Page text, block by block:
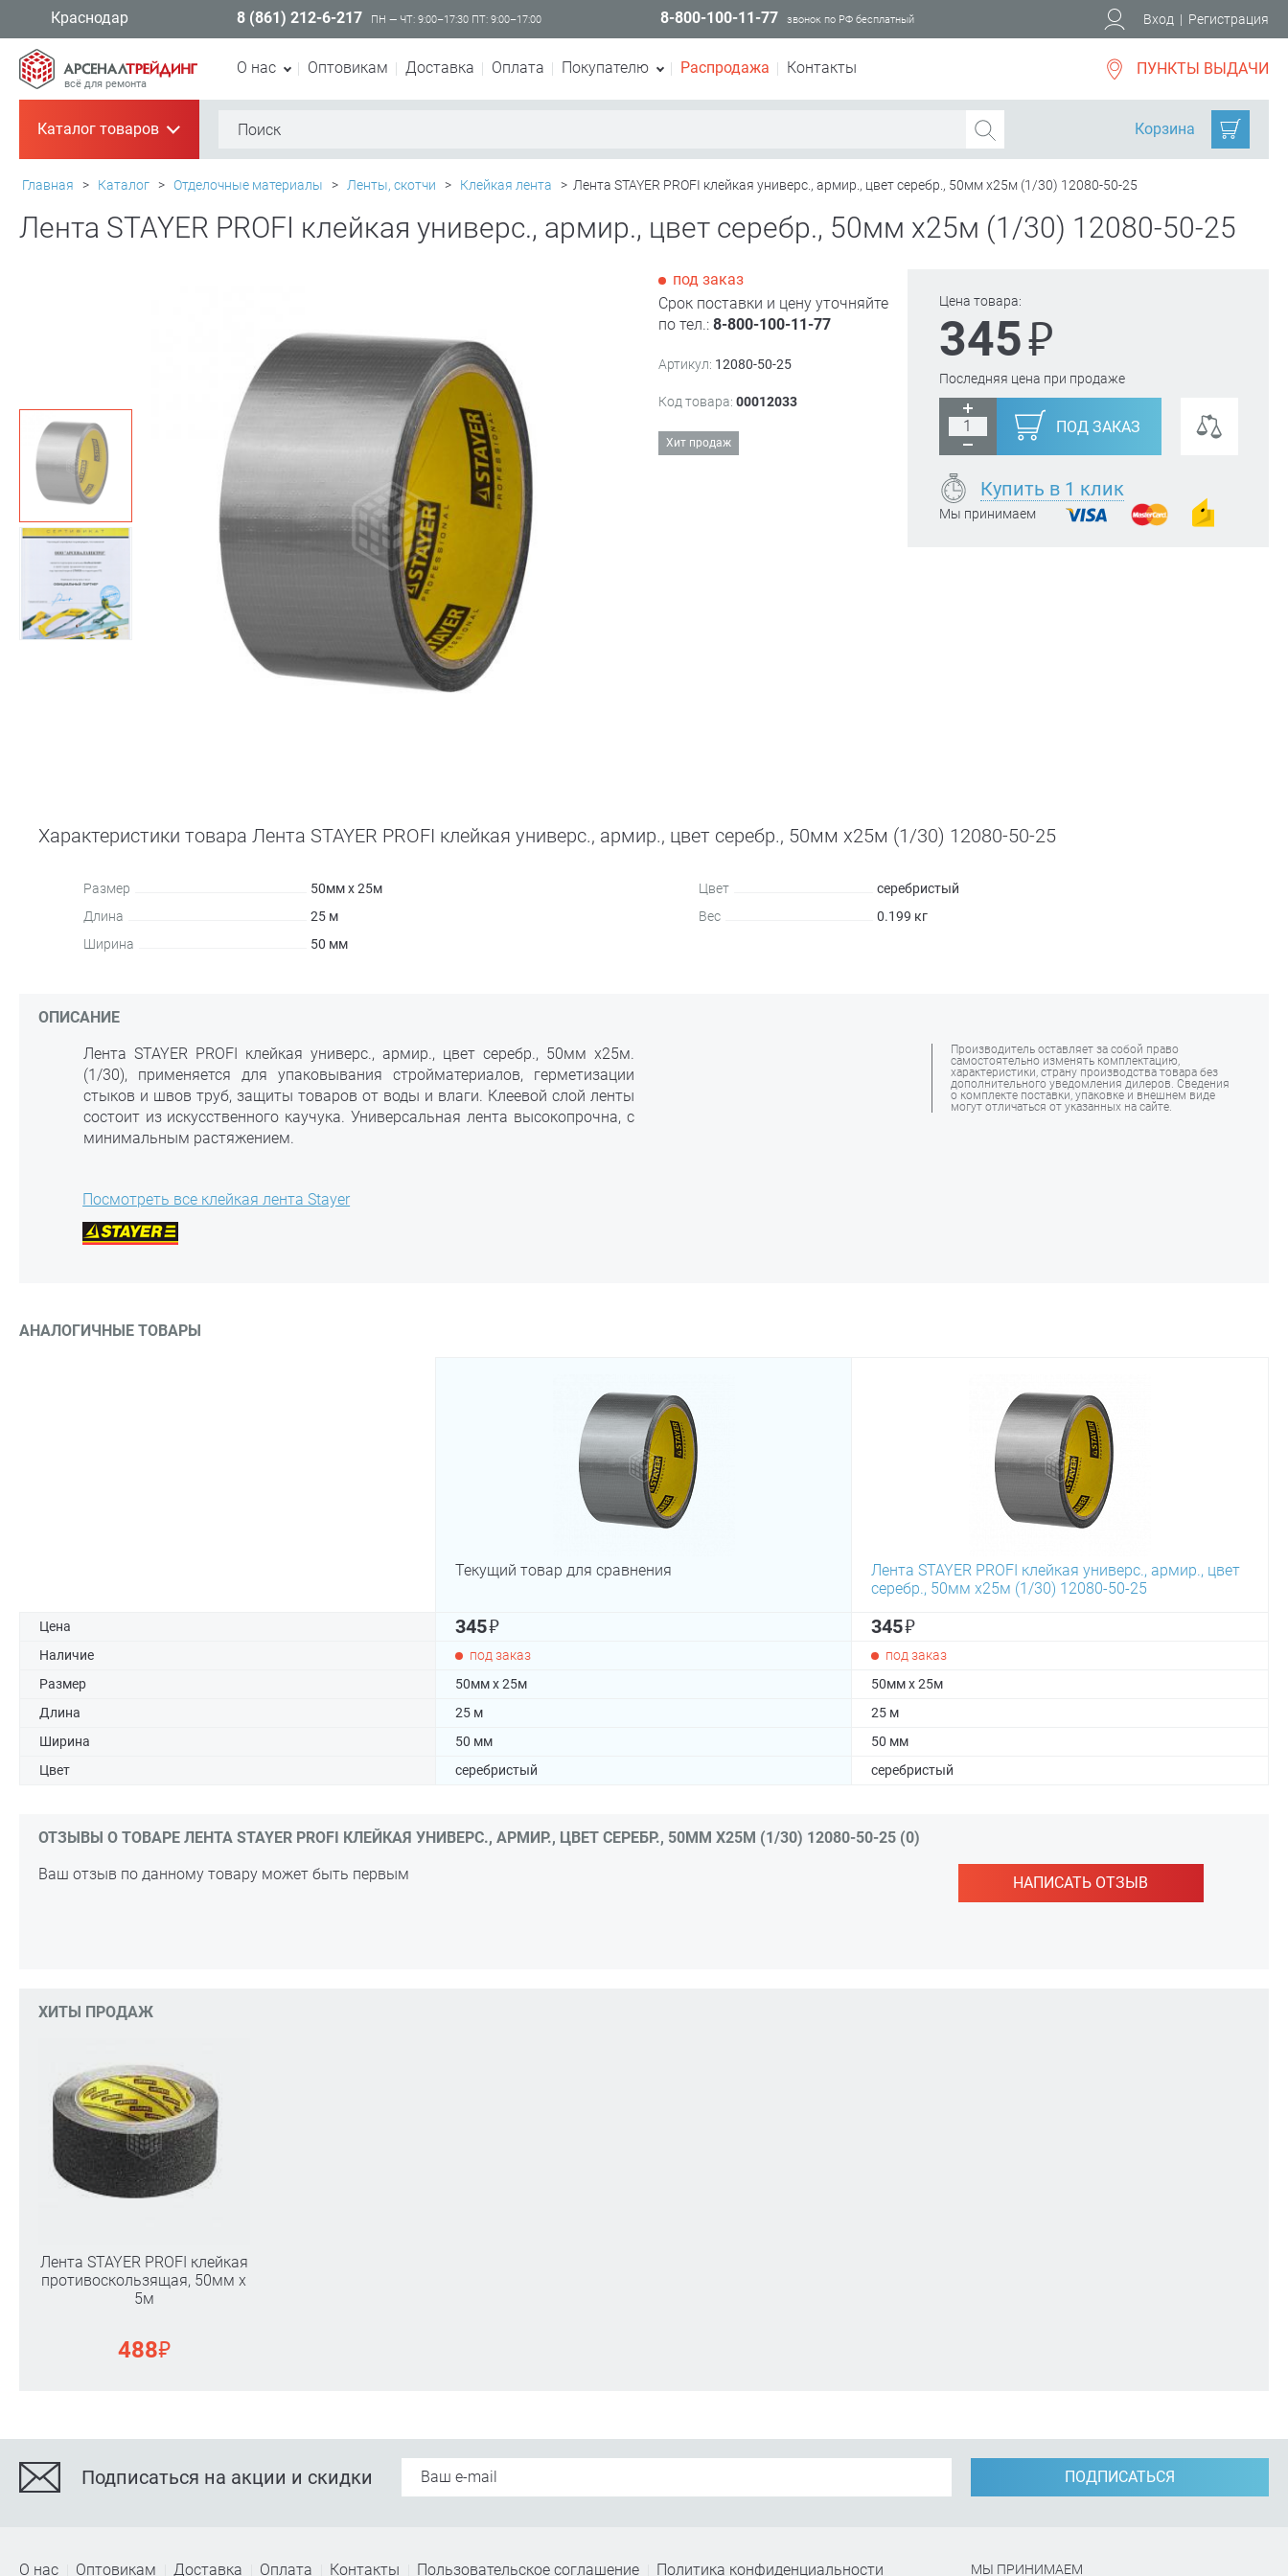
Краснодар 8 (861) 212-6-217 ПН — ЧТ: 9:00–17:30 ПТ: 9:00–17:00 8-800-100-11-77 звонок по РФ бесплатный Вход | Регистрация
всё для ремонта
О нас Оптовикам Доставка Оплата Покупателю Распродажа Контакты ПУНКТЫ ВЫДАЧИ
Каталог товаров+ Корзина
Главная > Каталог > Отделочные материалы > Ленты, скотчи > Клейкая лента > Лента STAYER PROFI клейкая универс., армир., цвет серебр., 50мм х25м (1/30) 12080-50-25
Лента STAYER PROFI клейкая универс., армир., цвет серебр., 50мм х25м (1/30) 12080-50-25
Цена товара:
345₽
Последняя цена при продаже
ПОД ЗАКАЗ
Купить в 1 клик
Мы принимаем
под заказ
Срок поставки и цену уточняйте
по тел.:8-800-100-11-77
Артикул: 12080-50-25
Код товара: 00012033
Хит продаж
Характеристики товара Лента STAYER PROFI клейкая универс., армир., цвет серебр., 50мм х25м (1/30) 12080-50-25
Размер
50мм х 25м
Длина
25 м
Ширина
50 мм
Цвет
серебристый
Вес
0.199 кг
ОПИСАНИЕ
Лента STAYER PROFI клейкая универс., армир., цвет серебр., 50мм х25м.
(1/30), применяется для упаковывания стройматериалов, герметизации
стыков и швов труб, защиты товаров от воды и влаги. Клеевой слой ленты
состоит из искусственного каучука. Универсальная лента высокопрочна, с
минимальным растяжением.
Производитель оставляет за собой право
самостоятельно изменять комплектацию,
характеристики, страну производства товара без
дополнительного уведомления дилеров. Сведения
о комплекте поставки, упаковке и внешнем виде
могут отличаться от указанных на сайте.
Посмотреть все клейкая лента Stayer
АНАЛОГИЧНЫЕ ТОВАРЫ
Текущий товар для сравнения
Лента STAYER PROFI клейкая универс., армир., цвет
серебр., 50мм х25м (1/30) 12080-50-25
Цена 345₽ 345₽
Наличие под заказ
под заказ
Размер
50мм х 25м
50мм х 25м
Длина
25 м
25 м
Ширина
50 мм
50 мм
Цвет
серебристый серебристый
ОТЗЫВЫ О ТОВАРЕ ЛЕНТА STAYER PROFI КЛЕЙКАЯ УНИВЕРС., АРМИР., ЦВЕТ СЕРЕБР., 50ММ Х25М (1/30) 12080-50-25 (0)
НАПИСАТЬ ОТЗЫВ
Ваш отзыв по данному товару может быть первым
ХИТЫ ПРОДАЖ
Лента STAYER PROFI клейкая
противоскользящая, 50мм х
5м
488₽
Подписаться на акции и скидки ПОДПИСАТЬСЯ
О нас Оптовикам Доставка Оплата Контакты Пользовательское соглашение Политика конфиденциальности МЫ ПРИНИМАЕМ